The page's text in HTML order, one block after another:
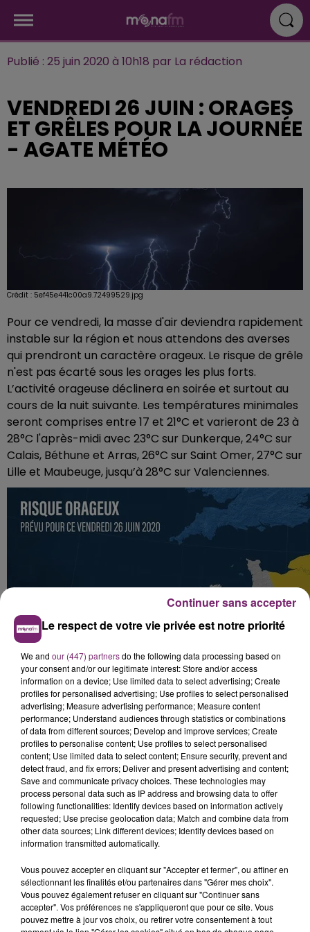
Publié : 25 juin 2020 à 10h18 par La rédaction
VENDREDI 26 JUIN : ORAGES
ET GRÊLES POUR LA JOURNÉE
- AGATE MÉTÉO
Crédit : 5ef45e441c00a9.72499529.jpg
Pour ce vendredi, la masse d'air deviendra rapidement
instable sur la région et nous attendons des averses
qui prendront un caractère orageux. Le risque de grêle
n'est pas écarté sous les orages les plus forts.
L’activité orageuse déclinera en soirée et surtout au
cours de la nuit suivante. Les températures minimales
seront comprises entre 17 et 21°C et varieront de 23 à
28°C l'après-midi avec 23°C sur Dunkerque, 24°C sur
Calais, Béthune et Arras, 26°C sur Saint Omer, 27°C sur
Lille et Maubeuge, jusqu’à 28°C sur Valenciennes.
Le respect de votre vie privée est notre priorité
We and our (447) partnersdo the following data processing based on
your consent and/or our legitimate interest: Store and/or access
information on a device; Use limited data to select advertising; Create
profiles for personalised advertising; Use profiles to select personalised
advertising; Measure advertising performance; Measure content
performance; Understand audiences through statistics or combinations
of data from different sources; Develop and improve services; Create
profiles to personalise content; Use profiles to select personalised
content; Use limited data to select content; Ensure security, prevent and
detect fraud, and fix errors; Deliver and present advertising and content;
Save and communicate privacy choices. These technologies may
process personal data such as IP address and browsing data to offer
following functionalities: Identify devices based on information actively
requested; Use precise geolocation data; Match and combine data from
other data sources; Link different devices; Identify devices based on
information transmitted automatically.
Vous pouvez accepter en cliquant sur "Accepter et fermer", ou affiner en
sélectionnant les finalités et/ou partenaires dans "Gérer mes choix".
Vous pouvez également refuser en cliquant sur "Continuer sans
accepter". Vos préférences ne s'appliqueront que pour ce site. Vous
pouvez mettre à jour vos choix, ou retirer votre consentement à tout
Continuer sans accepter